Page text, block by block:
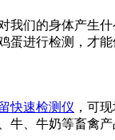
们的身体产生什
蛋进行检测，才能
快速检测仪 ，可
牛、牛奶等畜禽